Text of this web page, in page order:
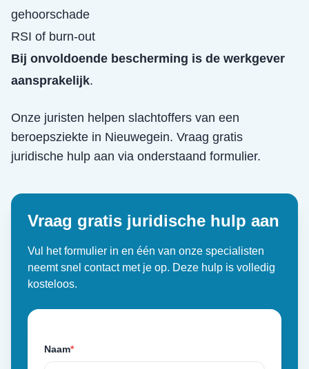
gehoorschade
RSI of burn-out
Bij onvoldoende bescherming is de werkgever
aansprakelijk.
Onze juristen helpen slachtoffers van een
beroepsziekte in Nieuwegein. Vraag gratis
juridische hulp aan via onderstaand formulier.
Vraag gratis juridische hulp aan
Vul het formulier in en één van onze specialisten
neemt snel contact met je op. Deze hulp is volledig
kosteloos.
Naam*